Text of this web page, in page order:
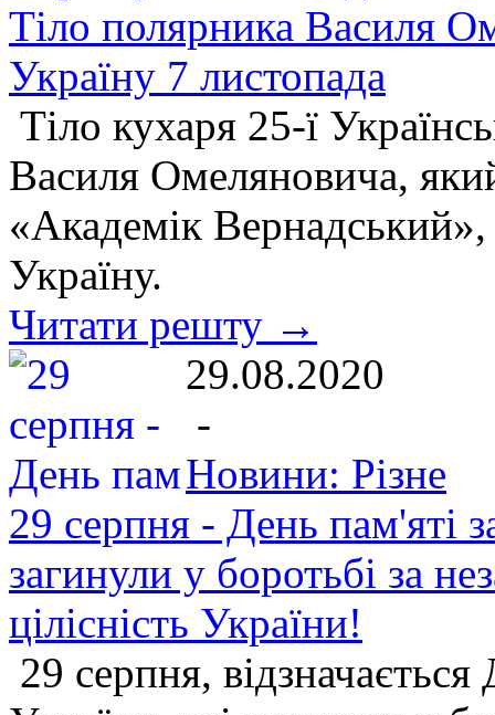
Тіло полярника Василя
Україну 7 листопада
Тіло кухаря 25-ї
Василя Омеляновича,
«Академік
Україну.
Читати решту →
29.08.2020
-
Новини: Різне
29 серпня - День пам'яті
загинули у боротьбі за
цілісність України!
29 серпня,